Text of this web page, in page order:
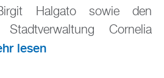
Halgato sowie den
Cornelia
lesen